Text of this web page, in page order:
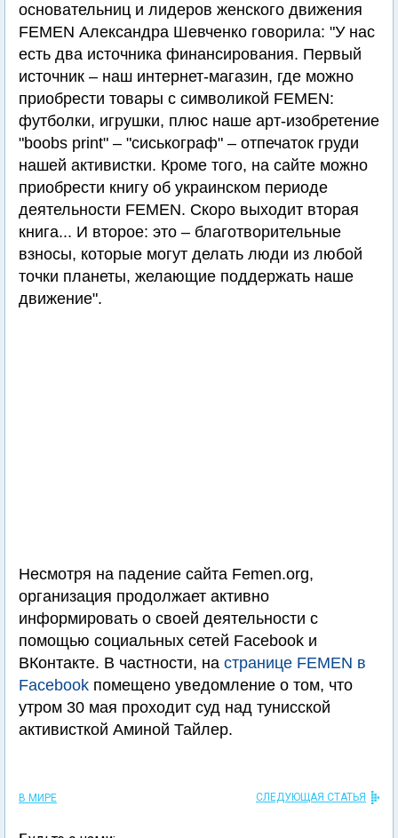
основательниц и лидеров женского движения
FEMEN Александра Шевченко говорила: "У нас
есть два источника финансирования. Первый
источник – наш интернет-магазин, где можно
приобрести товары с символикой FEMEN:
футболки, игрушки, плюс наше арт-изобретение
"boobs print" – "сиськограф" – отпечаток груди
нашей активистки. Кроме того, на сайте можно
приобрести книгу об украинском периоде
деятельности FEMEN. Скоро выходит вторая
книга... И второе: это – благотворительные
взносы, которые могут делать люди из любой
точки планеты, желающие поддержать наше
движение".
Несмотря на падение сайта Femen.org,
организация продолжает активно
информировать о своей деятельности с
помощью социальных сетей Facebook и
ВКонтакте. В частности, на странице FEMEN в
Facebook помещено уведомление о том, что
утром 30 мая проходит суд над тунисской
активисткой Аминой Тайлер.
В МИРЕ СЛЕДУЮЩАЯ СТАТЬЯ